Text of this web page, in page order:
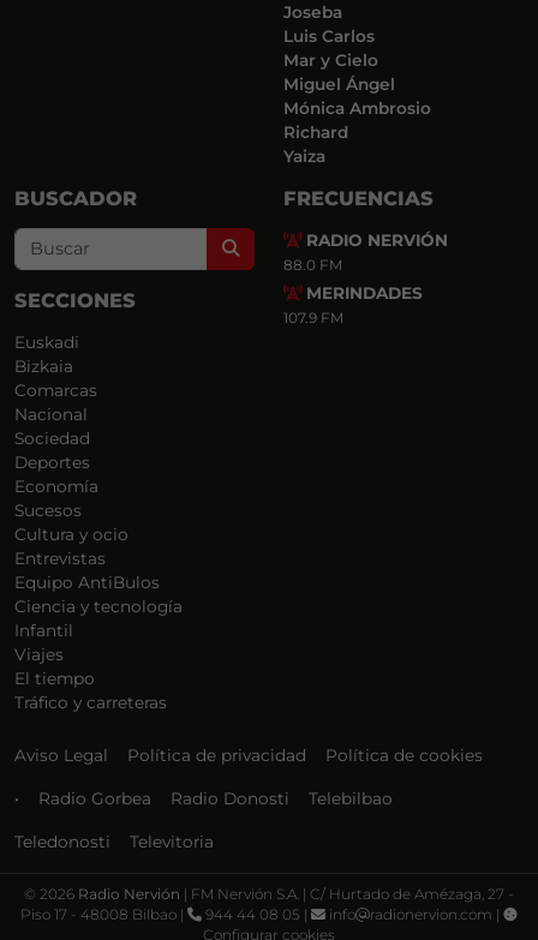
Joseba
Luis Carlos
Mar y Cielo
Miguel Ángel
Mónica Ambrosio
Richard
Yaiza
BUSCADOR
Search
SECCIONES
Euskadi
Bizkaia
Comarcas
Nacional
Sociedad
Deportes
Economía
Sucesos
Cultura y ocio
Entrevistas
Equipo AntiBulos
Ciencia y tecnología
Infantil
Viajes
El tiempo
Tráfico y carreteras
FRECUENCIAS
RADIO NERVIÓN
88.0 FM
MERINDADES
107.9 FM
Aviso Legal Política de privacidad Política de cookies
• Radio Gorbea Radio Donosti Telebilbao
Teledonosti Televitoria
© 2026 Radio Nervión | FM Nervión S.A. | C/ Hurtado de Amézaga, 27 -
Piso 17 - 48008 Bilbao |
944 44 08 05 | info
radionervion.com |
Configurar cookies